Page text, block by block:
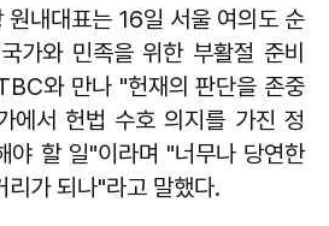
원내대표는 16일 서울 여의도 순
가와 민족을 위한 부활절 준비
와 만나 "헌재의 판단을 존중
에서 헌법 수호 의지를 가진 정
야 할 일"이라며 "너무나 당연한
리가 되나"라고 말했다.